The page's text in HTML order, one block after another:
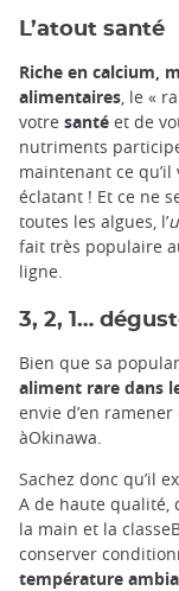
L’atout santé
Riche en calcium,
alimentaires, le «
votre santé et de
nutriments
maintenant ce
éclatant ! Et ce ne
toutes les algues, l’
fait très populaire
ligne.
3, 2, 1…
Bien que sa
aliment rare dans
envie d’en ramener
àOkinawa.
Sachez donc qu’il
A de haute qualité,
la main et la
conserver
température